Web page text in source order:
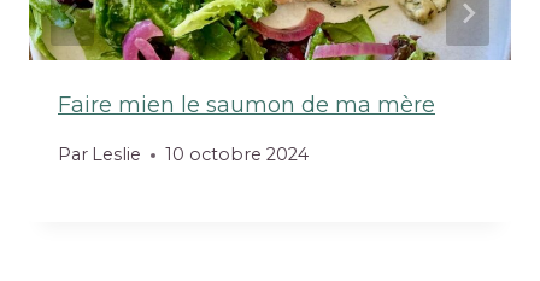
Faire mien le saumon de ma mère
Par Leslie 10 octobre 2024